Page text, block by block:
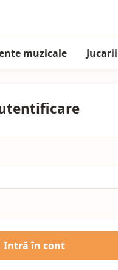
muzicale
Intră în cont